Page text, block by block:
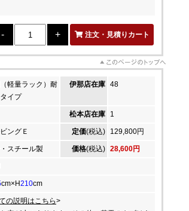
注文・見積りカート
軽量ラック）耐
イプ
伊那店在庫 48
松本店在庫 1
ングＥ 定価(税込) 129,800円
スチール製 価格(税込) 28,600円
cm×H210cm
の説明はこちら>